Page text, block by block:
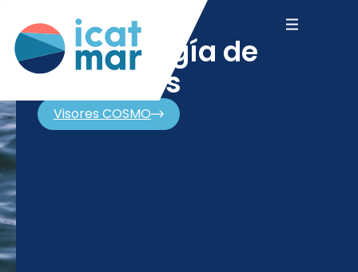
climatología de
corrientes
Visores COSMO